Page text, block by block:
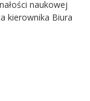
naukowej
kierownika Biura